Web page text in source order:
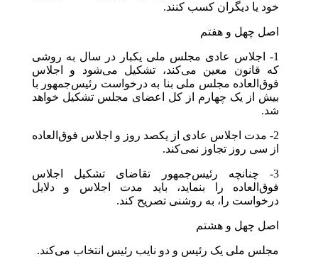
خود یا دیگران کسب کنند.
اصل چهل و هفتم
1- اجلاس عادی مجلس ملی یکبار در سال به روشی
که قانون معین می‌کند، تشکیل می‌شود و اجلاس
فوق‌العاده مجلس ملی بنا به درخواست رئیس‌جمهور با
بیش از یک چهارم از کل اعضای مجلس تشکیل خواهد
شد.
2- مدت اجلاس عادی از یکصد روز و اجلاس فوق‌العاده
از سی روز تجاوز نمی‌کند.
3- چنانچه رئیس‌جمهور تقاضای تشکیل اجلاس
فوق‌العاده را بنماید، باید مدت اجلاس و دلایل
درخواست را، به روشنی تصریح کند.
اصل چهل و هشتم
مجلس ملی یک رئیس و دو نایب رئیس انتخاب می‌کند.